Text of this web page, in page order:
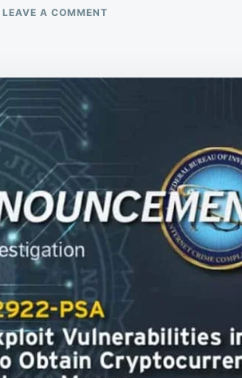
LEAVE A COMMENT
KRYPTOWÄHRUNGEN